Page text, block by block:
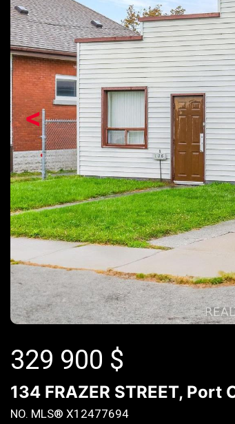
<
329 900 $
134 FRAZER STREET,
NO. MLS® X12477694